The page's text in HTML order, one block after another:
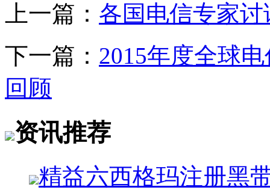
上一篇： 各国电信专家
下一篇： 2015年度全球
回顾
资讯推荐
精益六西格玛注册黑